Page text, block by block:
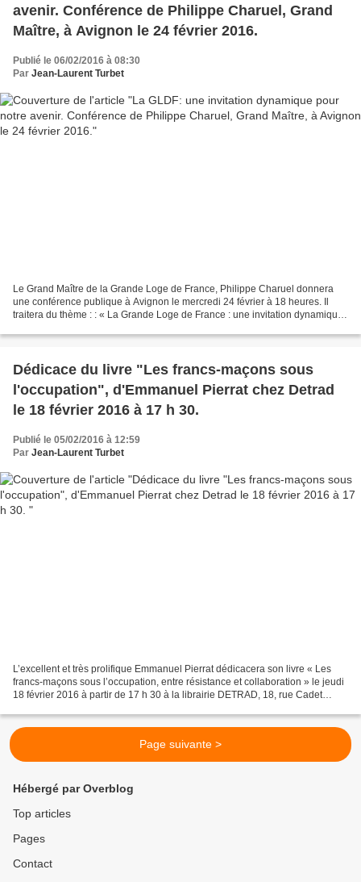
avenir. Conférence de Philippe Charuel, Grand
Maître, à Avignon le 24 février 2016.
Publié le 06/02/2016 à 08:30
Par Jean-Laurent Turbet
Le Grand Maître de la Grande Loge de France, Philippe Charuel donnera
une conférence publique à Avignon le mercredi 24 février à 18 heures. Il
traitera du thème : : « La Grande Loge de France : une invitation dynamique
Dédicace du livre "Les francs-maçons sous
l'occupation", d'Emmanuel Pierrat chez Detrad
le 18 février 2016 à 17 h 30.
Publié le 05/02/2016 à 12:59
Par Jean-Laurent Turbet
L’excellent et très prolifique Emmanuel Pierrat dédicacera son livre « Les
francs-maçons sous l’occupation, entre résistance et collaboration » le jeudi
18 février 2016 à partir de 17 h 30 à la librairie DETRAD, 18, rue Cadet
Page suivante >
Hébergé par Overblog
Top articles
Pages
Contact